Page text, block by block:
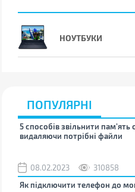
НОУТБУКИ
ПОПУЛЯРНІ
5 способів звільнити
видаляючи потрібні файли
08.02.2023
310858
Як підключити телефон до